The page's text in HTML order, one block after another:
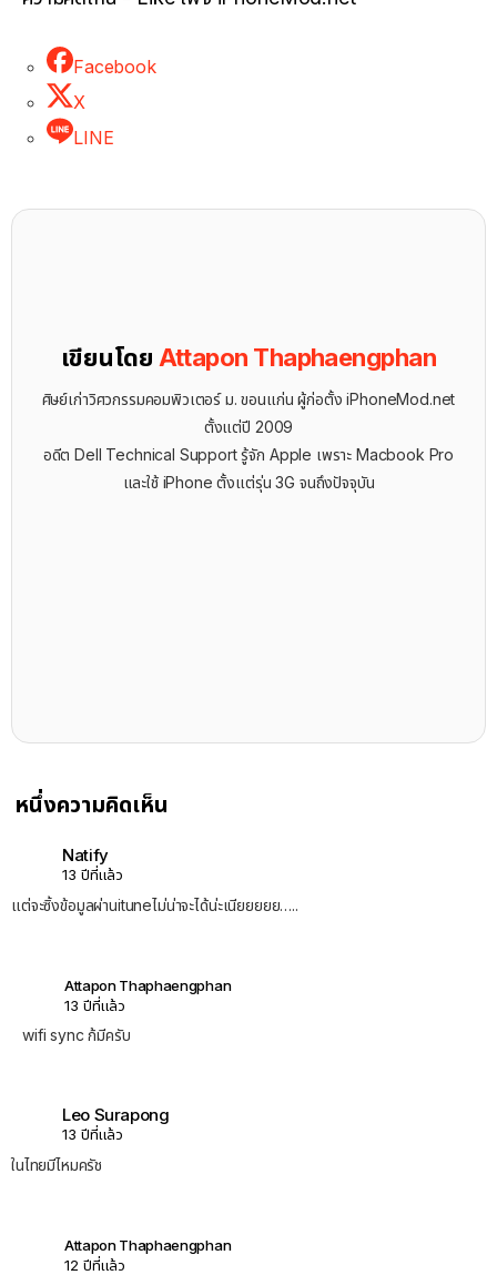
Facebook
X
LINE
เขียนโดย Attapon Thaphaengphan
ศิษย์เก่าวิศวกรรมคอมพิวเตอร์ ม. ขอนแก่น ผู้ก่อตั้ง iPhoneMod.net
ตั้งแต่ปี 2009
อดีต Dell Technical Support รู้จัก ​Apple เพราะ Macbook Pro
และใช้ iPhone ตั้งแต่รุ่น 3G จนถึงปัจจุบัน
หนึ่งความคิดเห็น
Natify
13 ปีที่แล้ว
แต่จะซิ้งข้อมูลผ่านituneไม่น่าจะได้น่ะเนียยยยย…..
Attapon Thaphaengphan
13 ปีที่แล้ว
wifi sync ก้มีครับ
Leo Surapong
13 ปีที่แล้ว
ในไทยมีไหมครัช
Attapon Thaphaengphan
12 ปีที่แล้ว